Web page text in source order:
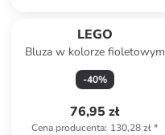
LEGO
Bluza w kolorze fioletowym
-40%
76,95 zł
Cena producenta: 130,28 zł*